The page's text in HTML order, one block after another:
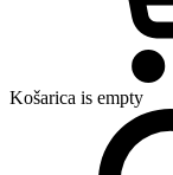
Košarica is empty